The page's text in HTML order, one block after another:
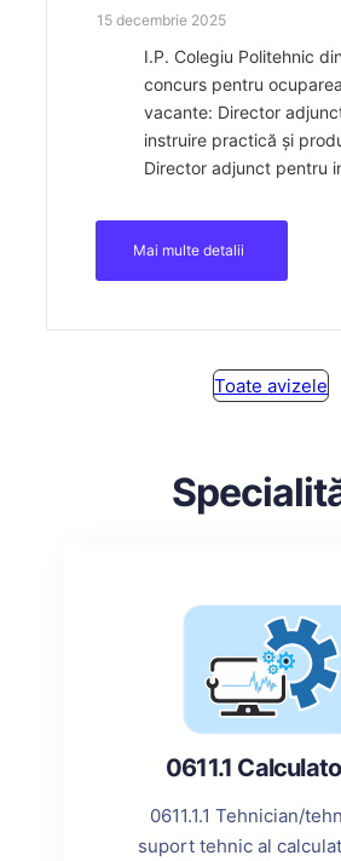
15 decembrie 2025
I.P. Colegiu Politehnic
concurs pentru
vacante: Director
instruire practică și
Director adjunct pentru
Mai multe detalii
Toate avizele
0611.1
0611.1.1 Tehnician/
suport tehnic al